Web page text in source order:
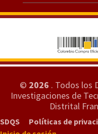
© 2026 . Todos los
Investigaciones de
Distrital
SDQS Políticas de